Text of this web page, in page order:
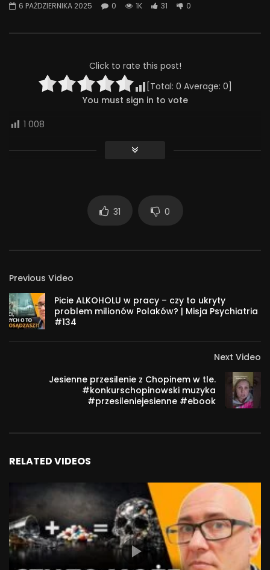
6 PAŹDZIERNIKA 2025 0 1K 31 0
Click to rate this post!
[Total: 0 Average: 0]
You must sign in to vote
1 008
31 0
Previous Video
Picie ALKOHOLU w pracy – czy to ukryty
problem milionów Polaków? | Misja Psychiatria
#134
Next Video
Jesienne przesilenie z Chopinem w tle.
#konkurschopinowski muzyka
#przesileniejesienne #ebook
RELATED VIDEOS